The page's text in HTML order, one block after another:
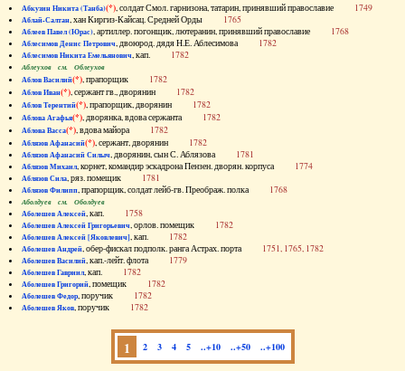
Абкузин Никита (Танба)(*), солдат Смол. гарнизона, татарин, принявший православие 1749
Аблай-Салтан, хан Киргиз-Кайсац. Средней Орды 1765
Аблеев Павел (Юрас), артиллер. погонщик, лютеранин, принявший православие 1768
Аблесимов Денис Петрович, двоюрод. дядя Н.Е. Аблесимова 1782
Аблесимов Никита Емельянович, кап. 1782
Аблеухов см. Облеухов
Аблов Василий(*), прапорщик 1782
Аблов Иван(*), сержант гв., дворянин 1782
Аблов Терентий(*), прапорщик, дворянин 1782
Аблова Агафья(*), дворянка, вдова сержанта 1782
Аблова Васса(*), вдова майора 1782
Аблязов Афанасий(*), сержант, дворянин 1782
Аблязов Афанасий Силыч, дворянин, сын С. Аблязова 1781
Аблязов Михаил, корнет, командир эскадрона Пензен. дворян. корпуса 1774
Аблязов Сила, ряз. помещик 1781
Аблязов Филипп, прапорщик, солдат лейб-гв. Преображ. полка 1768
Аболдуев см. Оболдуев
Аболешев Алексей, кап. 1758
Аболешев Алексей Григорьевич, орлов. помещик 1782
Аболешев Алексей [Яковлевич], кап. 1782
Аболешев Андрей, обер-фискал подполк. ранга Астрах. порта 1751, 1765, 1782
Аболешев Василий, кап.-лейт. флота 1779
Аболешев Гавриил, кап. 1782
Аболешев Григорий, помещик 1782
Аболешев Федор, поручик 1782
Аболешев Яков, поручик 1782
1 2 3 4 5 ..+10 ..+50 ..+100